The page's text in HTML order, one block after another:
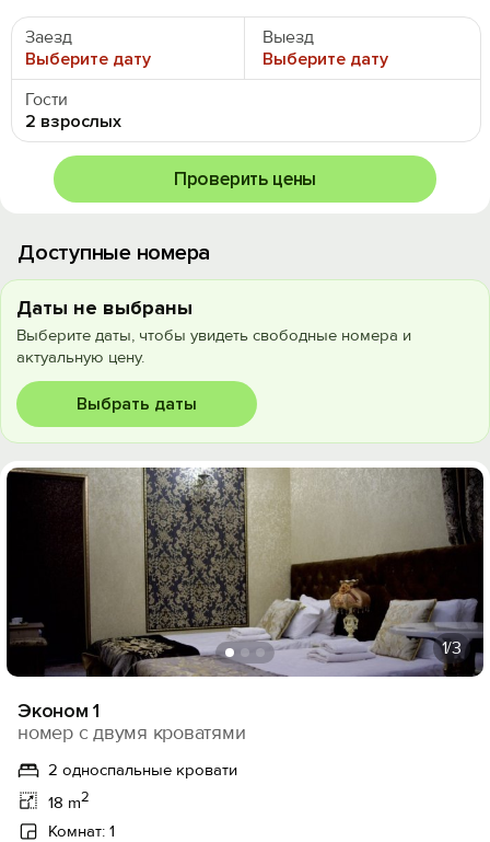
Заезд
Выберите дату
Выезд
Выберите дату
Гости
2 взрослых
Проверить цены
Доступные номера
Даты не выбраны
Выберите даты, чтобы увидеть свободные номера и
актуальную цену.
Выбрать даты
1/3
Эконом 1
номер с двумя кроватями
2 односпальные кровати
18 m2
Комнат: 1